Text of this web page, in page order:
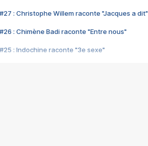
#27 : Christophe Willem raconte "Jacques a dit"
#26 : Chimène Badi raconte "Entre nous"
#25 : Indochine raconte "3e sexe"